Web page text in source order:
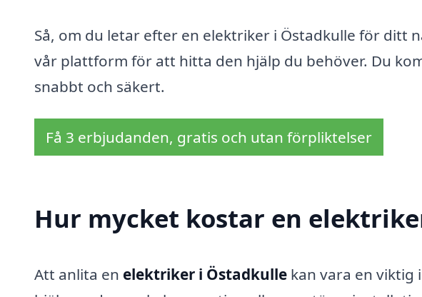
Så, om du letar efter en elektriker i Östadkulle för ditt
vår plattform för att hitta den hjälp du behöver. Du
snabbt och säkert.
Få 3 erbjudanden, gratis och utan förpliktelser
Hur mycket kostar en
Att anlita en elektriker i Östadkulle kan vara en